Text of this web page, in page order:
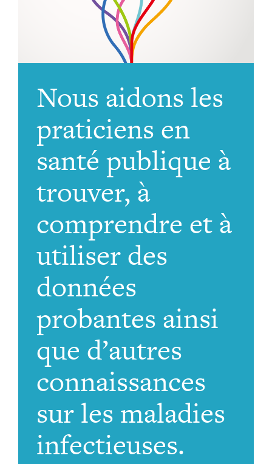
Nous aidons les
praticiens en
santé publique à
trouver, à
comprendre et à
utiliser des
données
probantes ainsi
que d’autres
connaissances
sur les maladies
infectieuses.